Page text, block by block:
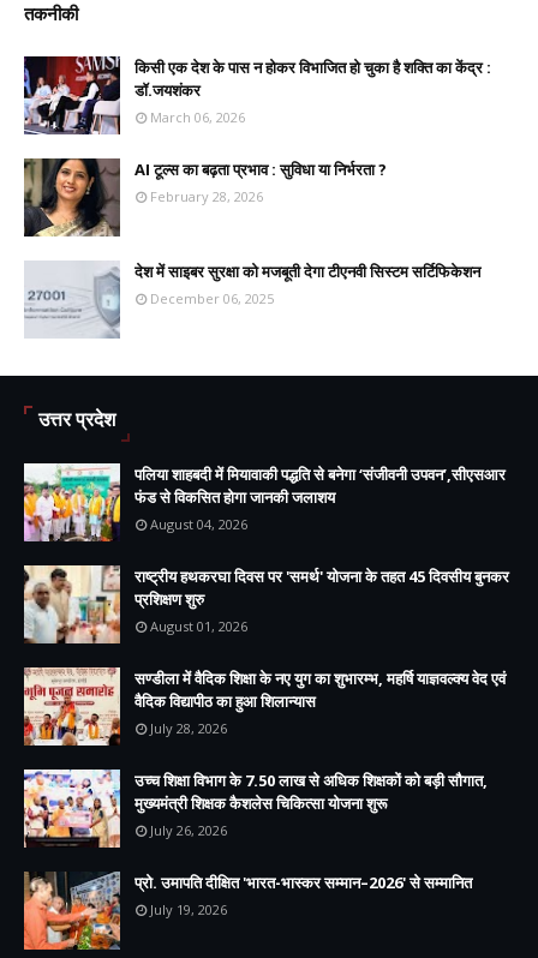
तकनीकी
किसी एक देश के पास न होकर विभाजित हो चुका है शक्ति का केंद्र :
डॉ.जयशंकर
March 06, 2026
AI टूल्स का बढ़ता प्रभाव : सुविधा या निर्भरता ?
February 28, 2026
देश में साइबर सुरक्षा को मजबूती देगा टीएनवी सिस्टम सर्टिफिकेशन
December 06, 2025
उत्तर प्रदेश
पलिया शाहबदी में मियावाकी पद्धति से बनेगा ‘संजीवनी उपवन’,सीएसआर
फंड से विकसित होगा जानकी जलाशय
August 04, 2026
राष्ट्रीय हथकरघा दिवस पर 'समर्थ' योजना के तहत 45 दिवसीय बुनकर
प्रशिक्षण शुरु
August 01, 2026
सण्डीला में वैदिक शिक्षा के नए युग का शुभारम्भ, महर्षि याज्ञवल्क्य वेद एवं
वैदिक विद्यापीठ का हुआ शिलान्यास
July 28, 2026
उच्च शिक्षा विभाग के 7.50 लाख से अधिक शिक्षकों को बड़ी सौगात,
मुख्यमंत्री शिक्षक कैशलेस चिकित्सा योजना शुरू
July 26, 2026
प्रो. उमापति दीक्षित 'भारत-भास्कर सम्मान–2026' से सम्मानित
July 19, 2026